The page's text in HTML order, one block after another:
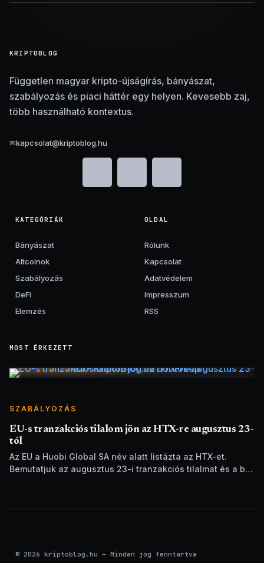
KRIPTOBLOG
Független magyar kripto-újságírás, bányászat,
szabályozás és piaci háttér egy helyen. Kevesebb zaj,
több használható kontextus.
✉kapcsolat@kriptoblog.hu
KATEGÓRIÁK
Bányászat
Altcoinok
Szabályozás
DeFi
Elemzés
OLDAL
Rólunk
Kapcsolat
Adatvédelem
Impresszum
RSS
MOST ÉRKEZETT
SZABÁLYOZÁS
EU-s tranzakciós tilalom jön az HTX-re augusztus 23-
tól
Az EU a Huobi Global SA név alatt listázta az HTX-et.
Bemutatjuk az augusztus 23-i tranzakciós tilalmat és a brit
© 2026 kriptoblog.hu — Minden jog fenntartva